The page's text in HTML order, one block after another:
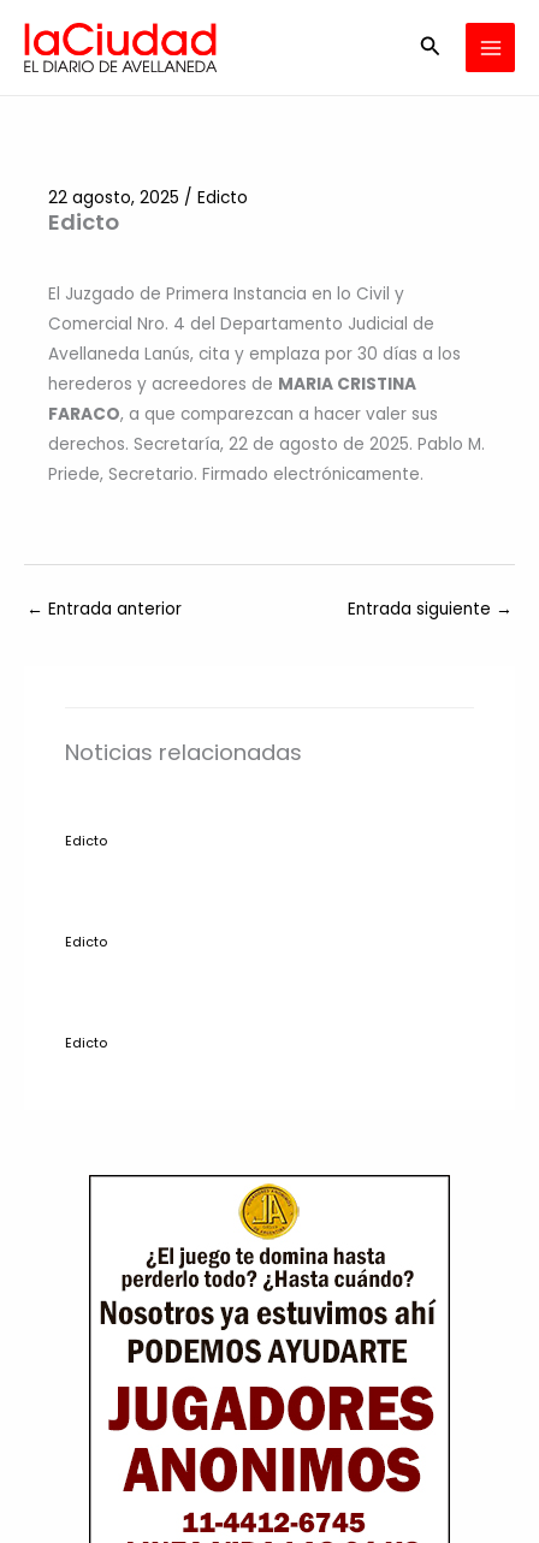
contenido
Buscar
Edicto
22 agosto, 2025 / Edicto
El Juzgado de Primera Instancia en lo Civil y
Comercial Nro. 4 del Departamento Judicial de
Avellaneda Lanús, cita y emplaza por 30 días a los
herederos y acreedores de MARIA CRISTINA
FARACO, a que comparezcan a hacer valer sus
derechos. Secretaría, 22 de agosto de 2025. Pablo M.
Priede, Secretario. Firmado electrónicamente.
← Entrada anterior Entrada siguiente →
Noticias relacionadas
Edicto
Edicto
Edicto